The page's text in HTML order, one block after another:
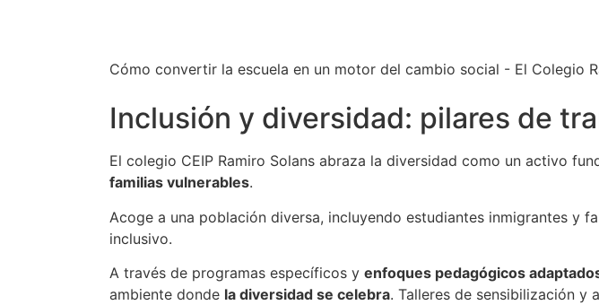
Cómo convertir la escuela en un motor del cambio social - El Colegio
Inclusión y diversidad: pilares de
El colegio CEIP Ramiro Solans abraza la diversidad como un activo
familias vulnerables.
Acoge a una población diversa, incluyendo estudiantes inmigrantes y
inclusivo.
A través de programas específicos y enfoques pedagógicos
ambiente donde la diversidad se celebra. Talleres de sensibilización y